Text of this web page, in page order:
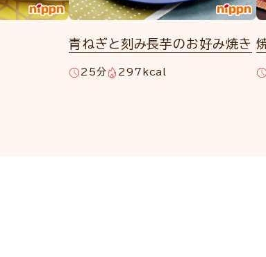
青ねぎと刻み長芋のお好み焼き
25分 297kcal